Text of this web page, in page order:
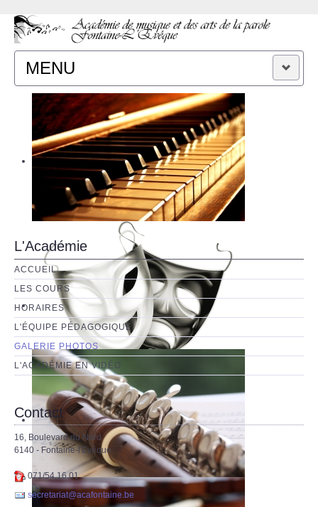
MENU
ACCUEIL
CONTACT
L'Académie
ACCUEIL
LES COURS
HORAIRES
L'ÉQUIPE PÉDAGOGIQUE
GALERIE PHOTOS
L'ACADÉMIE EN VIDÉO
Contact
16, Boulevard du Nord
6140 - Fontaine-l'Evêque
071/54.16.01
secretariat@acafontaine.be